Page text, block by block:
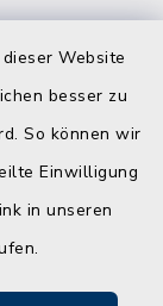
Website
besser zu
So können wir
Einwilligung
in unseren
und